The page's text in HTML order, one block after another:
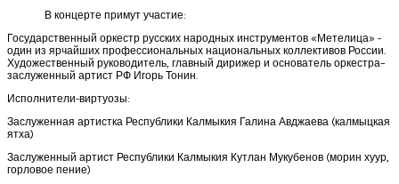
В концерте примут участие:
Государственный оркестр русских народных инструментов «Метелица» -
один из ярчайших профессиональных национальных коллективов России.
Художественный руководитель, главный дирижер и основатель оркестра–
заслуженный артист РФ Игорь Тонин.
Исполнители-виртуозы:
Заслуженная артистка Республики Калмыкия Галина Авджаева (калмыцкая
ятха)
Заслуженный артист Республики Калмыкия Кутлан Мукубенов (морин хуур,
горловое пение)